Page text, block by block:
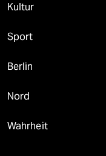
Kultur
Sport
Berlin
Nord
Wahrheit